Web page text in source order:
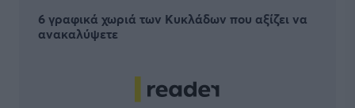
6 γραφικά χωριά των Κυκλάδων που αξίζει να
ανακαλύψετε